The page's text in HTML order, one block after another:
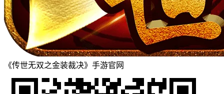
《传世无双之金装裁决》手游官网